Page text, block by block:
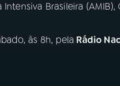
Brasileira (AMIB),
às 8h, pela Rádio